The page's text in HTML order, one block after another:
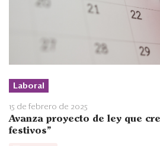
Laboral
15 de febrero de 2025
Avanza proyecto de ley que
festivos"